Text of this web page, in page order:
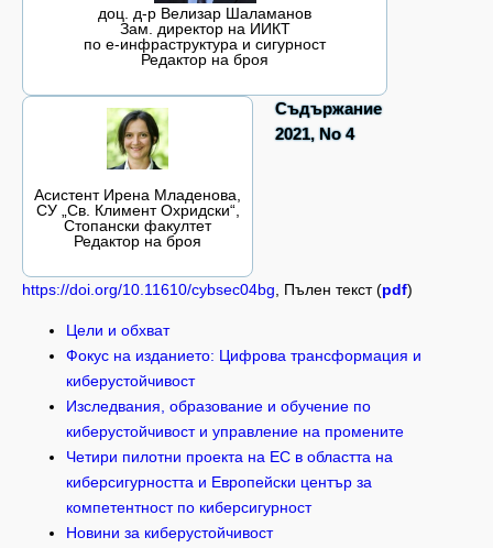
доц. д-р Велизар Шаламанов
Зам. директор на ИИКТ
по е-инфраструктура и сигурност
Редактор на броя
Асистент Ирена Младенова,
СУ „Св. Климент Охридски“,
Стопански факултет
Редактор на броя
Съдържание
2021, No 4
https://doi.org/10.11610/cybsec04bg, Пълен текст (pdf)
Цели и обхват
Фокус на изданието: Цифрова трансформация и
киберустойчивост
Изследвания, образование и обучение по
киберустойчивост и управление на промените
Четири пилотни проекта на ЕС в областта на
киберсигурността и Европейски център за
компетентност по киберсигурност
Новини за киберустойчивост